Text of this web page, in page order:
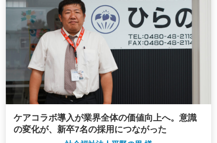
ケアコラボ導入が業界全体の価値向上へ。意識
の変化が、新卒7名の採用につながった